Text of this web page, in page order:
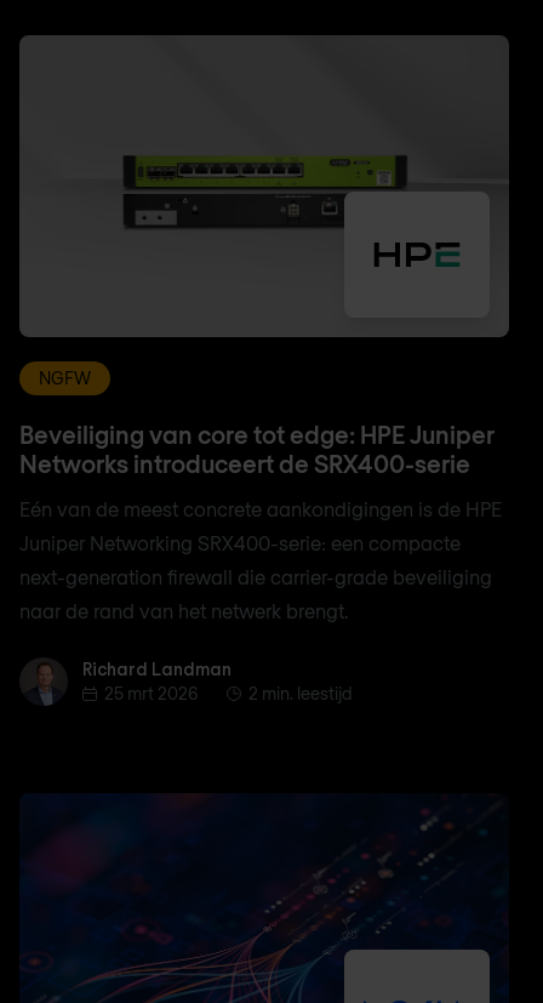
NGFW
Beveiliging van core tot edge: HPE Juniper
Networks introduceert de SRX400-serie
Eén van de meest concrete aankondigingen is de HPE
Juniper Networking SRX400-serie: een compacte
next-generation firewall die carrier-grade beveiliging
naar de rand van het netwerk brengt.
Richard Landman
Richard Landman
25 mrt 2026
2 min. leestijd